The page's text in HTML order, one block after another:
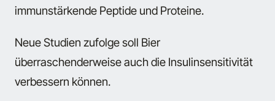
immunstärkende Peptide und Proteine.
Neue Studien zufolge soll Bier
überraschenderweise auch die Insulinsensitivität
verbessern können.